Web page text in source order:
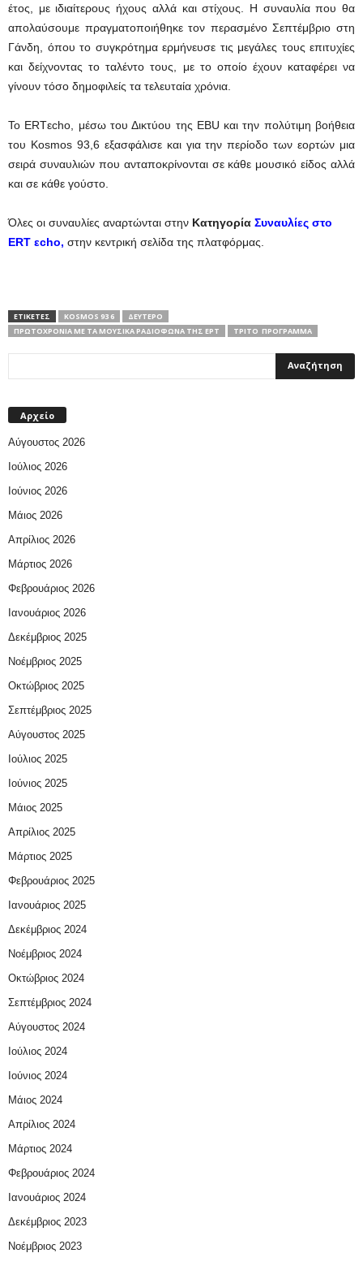
έτος, με ιδιαίτερους ήχους αλλά και στίχους. Η συναυλία που θα
απολαύσουμε πραγματοποιήθηκε τον περασμένο Σεπτέμβριο στη
Γάνδη, όπου το συγκρότημα ερμήνευσε τις μεγάλες τους επιτυχίες
και δείχνοντας το ταλέντο τους, με το οποίο έχουν καταφέρει να
γίνουν τόσο δημοφιλείς τα τελευταία χρόνια.
Το ERTεcho, μέσω του Δικτύου της EBU και την πολύτιμη βοήθεια
του Kosmos 93,6 εξασφάλισε και για την περίοδο των εορτών μια
σειρά συναυλιών που ανταποκρίνονται σε κάθε μουσικό είδος αλλά
και σε κάθε γούστο.
Όλες οι συναυλίες αναρτώνται στην Κατηγορία Συναυλίες στο
ERT εcho, στην κεντρική σελίδα της πλατφόρμας.
ΕΤΙΚΕΤΕΣ KOSMOS 93 6
ΔΕΎΤΕΡΟ
ΠΡΩΤΟΧΡΟΝΙΆ ΜΕ ΤΑ ΜΟΥΣΙΚΆ ΡΑΔΙΌΦΩΝΑ ΤΗΣ ΕΡΤ
ΤΡΊΤΟ ΠΡΌΓΡΑΜΜΑ
Αρχείο
Αύγουστος 2026
Ιούλιος 2026
Ιούνιος 2026
Μάιος 2026
Απρίλιος 2026
Μάρτιος 2026
Φεβρουάριος 2026
Ιανουάριος 2026
Δεκέμβριος 2025
Νοέμβριος 2025
Οκτώβριος 2025
Σεπτέμβριος 2025
Αύγουστος 2025
Ιούλιος 2025
Ιούνιος 2025
Μάιος 2025
Απρίλιος 2025
Μάρτιος 2025
Φεβρουάριος 2025
Ιανουάριος 2025
Δεκέμβριος 2024
Νοέμβριος 2024
Οκτώβριος 2024
Σεπτέμβριος 2024
Αύγουστος 2024
Ιούλιος 2024
Ιούνιος 2024
Μάιος 2024
Απρίλιος 2024
Μάρτιος 2024
Φεβρουάριος 2024
Ιανουάριος 2024
Δεκέμβριος 2023
Νοέμβριος 2023